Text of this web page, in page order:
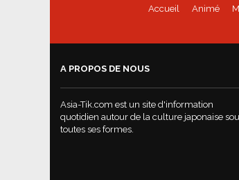
Accueil Animé
A PROPOS DE NOUS
Asia-Tik.com est un site d'information
quotidien autour de la culture japonaise
toutes ses formes.